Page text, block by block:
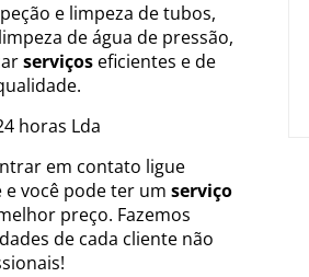
e limpeza de tubos,
de água de pressão,
serviços eficientes e de
horas Lda
em contato ligue
você pode ter um serviço
preço. Fazemos
de cada cliente não